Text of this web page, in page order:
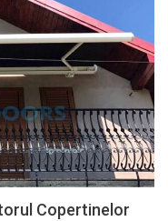
Copertinelor